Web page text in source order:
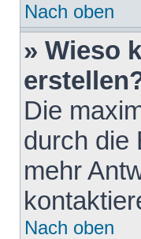
Nach oben
» Wieso
Die
durch die
mehr
Nach oben